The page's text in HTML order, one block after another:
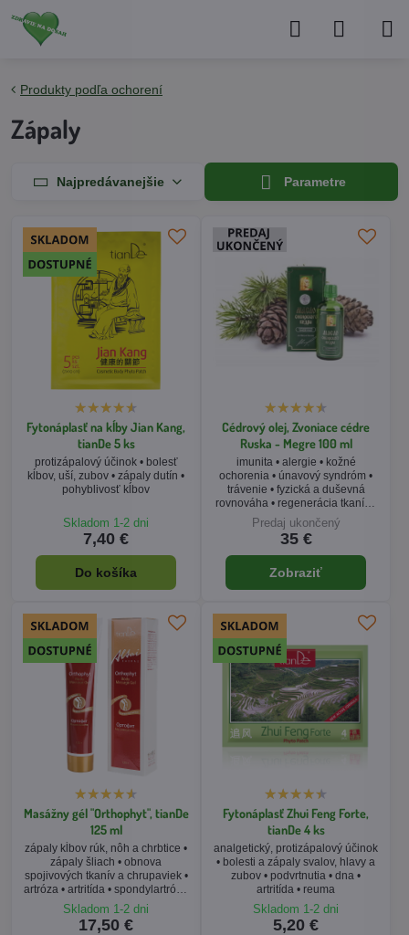
Produkty podľa ochorení
Zápaly
Najpredávanejšie Parametre
Fytonáplasť na kĺby Jian Kang,
tianDe 5 ks
protizápalový účinok • bolesť
kĺbov, uší, zubov • zápaly dutín •
pohyblivosť kĺbov
Skladom 1-2 dni
7,40 €
Do košíka
Cédrový olej, Zvoniace cédre
Ruska - Megre 100 ml
imunita • alergie • kožné
ochorenia • únavový syndróm •
trávenie • fyzická a duševná
rovnováha • regenerácia tkanív •
ruská medicína
Predaj ukončený
35 €
Zobraziť
Masážny gél "Orthophyt", tianDe
125 ml
zápaly kĺbov rúk, nôh a chrbtice •
zápaly šliach • obnova
spojivových tkanív a chrupaviek •
artróza • artritída • spondylartróza
• gél na kolená
Skladom 1-2 dni
17,50 €
Fytonáplasť Zhui Feng Forte,
tianDe 4 ks
analgetický, protizápalový účinok
• bolesti a zápaly svalov, hlavy a
zubov • podvrtnutia • dna •
artritída • reuma
Skladom 1-2 dni
5,20 €